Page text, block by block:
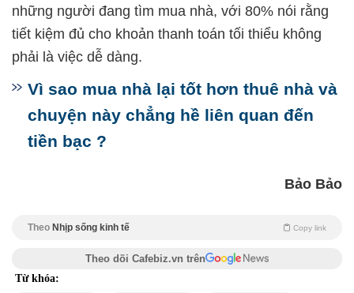
những người đang tìm mua nhà, với 80% nói rằng
tiết kiệm đủ cho khoản thanh toán tối thiểu không
phải là việc dễ dàng.
Vì sao mua nhà lại tốt hơn thuê nhà và
chuyện này chẳng hề liên quan đến
tiền bạc ?
Bảo Bảo
Theo Nhịp sống kinh tế Copy link
Theo dõi Cafebiz.vn trên
Từ khóa: